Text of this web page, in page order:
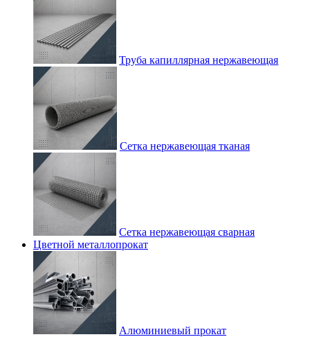
Труба капиллярная нержавеющая
Сетка нержавеющая тканая
Сетка нержавеющая сварная
Цветной металлопрокат
Алюминиевый прокат